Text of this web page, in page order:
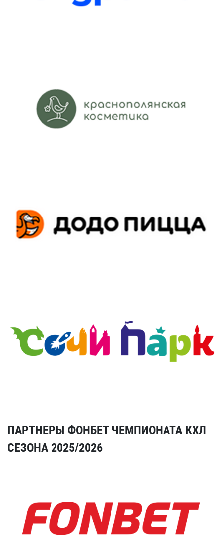
ПАРТНЕРЫ ФОНБЕТ ЧЕМПИОНАТА КХЛ
СЕЗОНА 2025/2026